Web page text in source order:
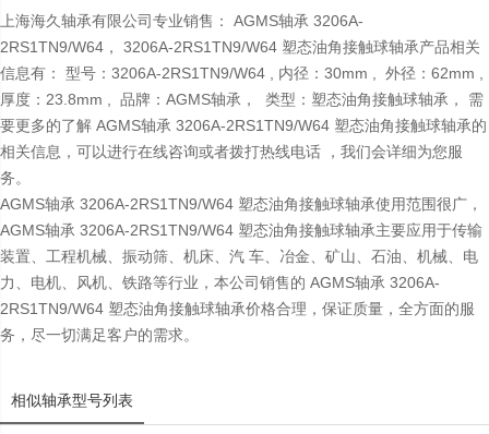
上海海久轴承有限公司专业销售： AGMS轴承 3206A-
2RS1TN9/W64， 3206A-2RS1TN9/W64 塑态油角接触球轴承产品相关
信息有： 型号：3206A-2RS1TN9/W64 , 内径：30mm , 外径：62mm ,
厚度：23.8mm , 品牌：AGMS轴承， 类型：塑态油角接触球轴承， 需
要更多的了解 AGMS轴承 3206A-2RS1TN9/W64 塑态油角接触球轴承的
相关信息，可以进行在线咨询或者拨打热线电话 ，我们会详细为您服
务。
AGMS轴承 3206A-2RS1TN9/W64 塑态油角接触球轴承使用范围很广，
AGMS轴承 3206A-2RS1TN9/W64 塑态油角接触球轴承主要应用于传输
装置、工程机械、振动筛、机床、汽 车、冶金、矿山、石油、机械、电
力、电机、风机、铁路等行业，本公司销售的 AGMS轴承 3206A-
2RS1TN9/W64 塑态油角接触球轴承价格合理，保证质量，全方面的服
务，尽一切满足客户的需求。
相似轴承型号列表